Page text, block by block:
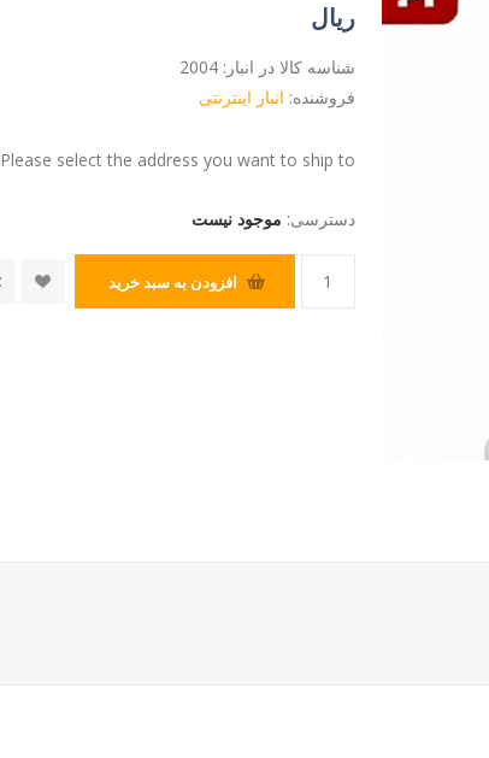
ریال
شناسه کالا در انبار: 2004
فروشنده: انبار اینترنتی
Please select the address you want to ship to
دسترسی: موجود نیست
افزودن به سبد خرید